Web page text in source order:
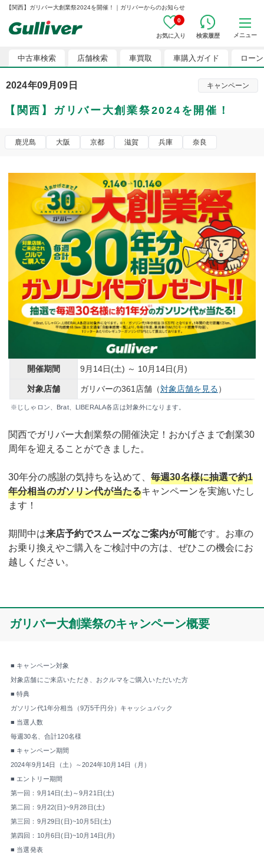
【関西】ガリバー大創業祭2024を開催！｜ガリバーからのお知らせ
0
お気に入り 検索履歴 メニュー
中古車検索 店舗検索 車買取 車購入ガイド ローン
2024年09月09日 キャンペーン
【関西】ガリバー大創業祭2024を開催！
鹿児島 大阪 京都 滋賀 兵庫 奈良
開催期間 9月14日(土) ～ 10月14日(月)
対象店舗 ガリバーの361店舗（対象店舗を見る）
※じしゃロン、Brat、LIBERALA各店は対象外になります。
関西でガリバー大創業祭の開催決定！おかげさまで創業30
周年を迎えることができました。
30年分の感謝の気持ちを込めて、 毎週30名様に抽選で約1
年分相当のガソリン代が当たるキャンペーンを実施いたし
ます！
期間中は来店予約でスムーズなご案内が可能です。お車の
お乗り換えやご購入をご検討中の方は、ぜひこの機会にお
越しください。
ガリバー大創業祭のキャンペーン概要
■ キャンペーン対象
対象店舗にご来店いただき、おクルマをご購入いただいた方
■ 特典
ガソリン代1年分相当（9万5千円分）キャッシュバック
■ 当選人数
毎週30名、合計120名様
■ キャンペーン期間
2024年9月14日（土）～2024年10月14日（月）
■ エントリー期間
第一回：9月14日(土)～9月21日(土)
第二回：9月22(日)~9月28日(土)
第三回：9月29日(日)~10月5日(土)
第四回：10月6日(日)~10月14日(月)
■ 当選発表